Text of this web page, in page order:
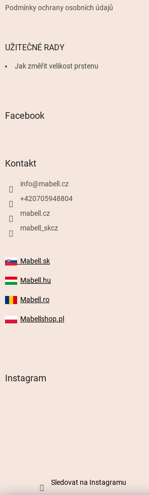
Podmínky ochrany osobních údajů
UŽITEČNÉ RADY
Jak změřit velikost prstenu
Facebook
Kontakt
info@mabell.cz
+420705948804
mabell.cz
mabell_skcz
Mabell.sk
Mabell.hu
Mabell.ro
Mabellshop.pl
Instagram
Sledovat na Instagramu